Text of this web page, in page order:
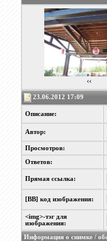
‹‹
23.06.2012 17:09
Описание:
Автор:
Просмотров:
Ответов:
Прямая ссылка:
[BB] код изображения:
<img>-тэг для
изображения:
Информация о снимке /